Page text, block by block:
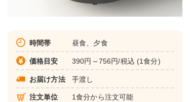
時間帯 昼食、夕食
価格目安 390円～756円/税込 (1食分)
お届け方法 手渡し
注文単位 1食分から注文可能